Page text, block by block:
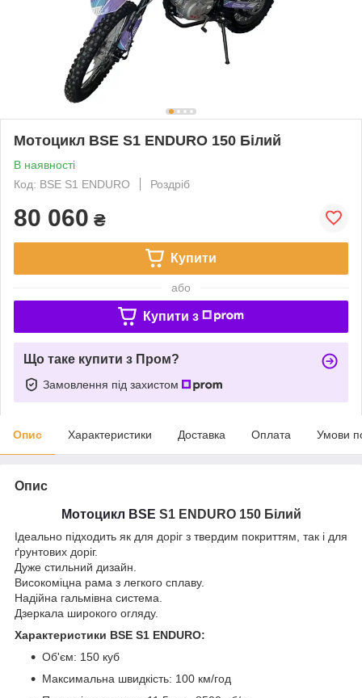
Мотоцикл BSE S1 ENDURO 150 Білий
В наявності
Код: BSE S1 ENDURO
Роздріб
80 060 ₴
Купити
або
Купити з
Що таке купити з Пром?
Замовлення під захистом
Опис Характеристики Доставка Оплата Умови
Опис
Мотоцикл BSE S1 ENDURO 150 Білий
Ідеально підходить як для доріг з твердим покриттям, так і для
ґрунтових доріг.
Дуже стильний дизайн.
Високоміцна рама з легкого сплаву.
Надійна гальмівна система.
Дзеркала широкого огляду.
Характеристики BSE S1 ENDURO:
Об'єм: 150 куб
Максимальна швидкість: 100 км/год